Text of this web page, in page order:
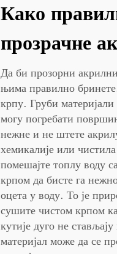
Како
прозрачне
Да би прозорни
њима правилно
крпу. Груби
могу погребати
нежне и не штете
хемикалије или
помешајте топлу воду
крпом да бисте га
оцета у воду. То је
сушите чистом крпом
кутије дуго не
материјал може да се